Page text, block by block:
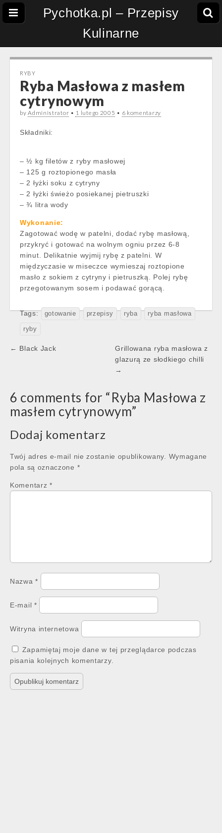
Pychotka.pl – Przepisy
Kulinarne
RYBY
Ryba Masłowa z masłem
cytrynowym
byAdministrator • 1 lutego 2005 • 6 komentarzy
Składniki:
– ½ kg filetów z ryby masłowej
– 125 g roztopionego masła
– 2 łyżki soku z cytryny
– 2 łyżki świeżo posiekanej pietruszki
– ¾ litra wody
Wykonanie:
Zagotować wodę w patelni, dodać rybę masłową,
przykryć i gotować na wolnym ogniu przez 6-8
minut. Delikatnie wyjmij rybę z patelni. W
międzyczasie w miseczce wymieszaj roztopione
masło z sokiem z cytryny i pietruszką. Polej rybę
przegotowanym sosem i podawać gorącą.
Tags: gotowanie przepisy ryba ryba masłowa
ryby
Post
← Black Jack
Grillowana ryba masłowa z
glazurą ze słodkiego chilli
→
6 comments for “Ryba Masłowa z
masłem cytrynowym”
Dodaj komentarz
Twój adres e-mail nie zostanie opublikowany.
Wymagane
pola są oznaczone *
Komentarz *
Nazwa*
E-mail *
Witryna internetowa
Zapamiętaj moje dane w tej przeglądarce podczas
pisania kolejnych komentarzy.